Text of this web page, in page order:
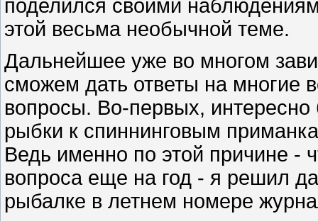
поделился своими
этой весьма необычной теме.
Дальнейшее уже во многом
сможем дать ответы на многие
вопросы. Во-первых, интересно
рыбки к спиннинговым
Ведь именно по этой причине -
вопроса еще на год - я решил
рыбалке в летнем номере